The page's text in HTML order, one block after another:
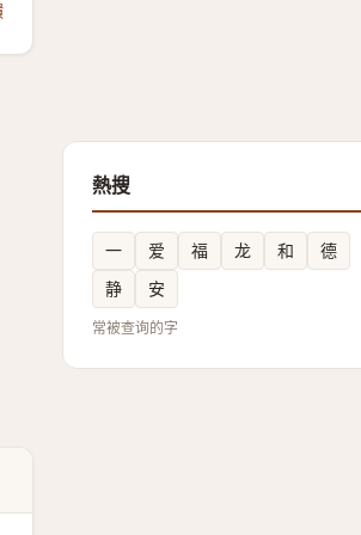
熱搜
一 爱 福 龙 和
德
静
安
常被查询的字